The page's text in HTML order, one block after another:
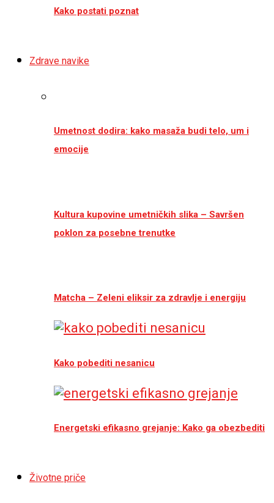
Kako postati poznat
Zdrave navike
Umetnost dodira: kako masaža budi telo, um i
emocije
Kultura kupovine umetničkih slika – Savršen
poklon za posebne trenutke
Matcha – Zeleni eliksir za zdravlje i energiju
Kako pobediti nesanicu
Energetski efikasno grejanje: Kako ga obezbediti
Životne priče